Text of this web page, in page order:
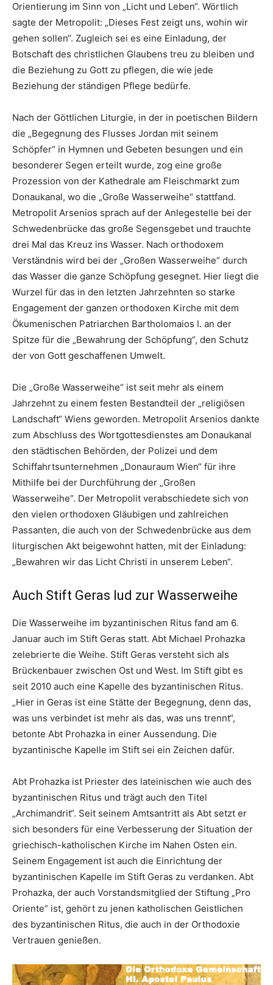
Orientierung im Sinn von „Licht und Leben“. Wörtlich
sagte der Metropolit: „Dieses Fest zeigt uns, wohin wir
gehen sollen“. Zugleich sei es eine Einladung, der
Botschaft des christlichen Glaubens treu zu bleiben und
die Beziehung zu Gott zu pflegen, die wie jede
Beziehung der ständigen Pflege bedürfe.
Nach der Göttlichen Liturgie, in der in poetischen Bildern
die „Begegnung des Flusses Jordan mit seinem
Schöpfer“ in Hymnen und Gebeten besungen und ein
besonderer Segen erteilt wurde, zog eine große
Prozession von der Kathedrale am Fleischmarkt zum
Donaukanal, wo die „Große Wasserweihe“ stattfand.
Metropolit Arsenios sprach auf der Anlegestelle bei der
Schwedenbrücke das große Segensgebet und trauchte
drei Mal das Kreuz ins Wasser. Nach orthodoxem
Verständnis wird bei der „Großen Wasserweihe“ durch
das Wasser die ganze Schöpfung gesegnet. Hier liegt die
Wurzel für das in den letzten Jahrzehnten so starke
Engagement der ganzen orthodoxen Kirche mit dem
Ökumenischen Patriarchen Bartholomaios I. an der
Spitze für die „Bewahrung der Schöpfung“, den Schutz
der von Gott geschaffenen Umwelt.
Die „Große Wasserweihe“ ist seit mehr als einem
Jahrzehnt zu einem festen Bestandteil der „religiösen
Landschaft“ Wiens geworden. Metropolit Arsenios dankte
zum Abschluss des Wortgottesdienstes am Donaukanal
den städtischen Behörden, der Polizei und dem
Schiffahrtsunternehmen „Donauraum Wien“ für ihre
Mithilfe bei der Durchführung der „Großen
Wasserweihe“. Der Metropolit verabschiedete sich von
den vielen orthodoxen Gläubigen und zahlreichen
Passanten, die auch von der Schwedenbrücke aus dem
liturgischen Akt beigewohnt hatten, mit der Einladung:
„Bewahren wir das Licht Christi in unserem Leben“.
Auch Stift Geras lud zur Wasserweihe
Die Wasserweihe im byzantinischen Ritus fand am 6.
Januar auch im Stift Geras statt. Abt Michael Prohazka
zelebrierte die Weihe. Stift Geras versteht sich als
Brückenbauer zwischen Ost und West. Im Stift gibt es
seit 2010 auch eine Kapelle des byzantinischen Ritus.
„Hier in Geras ist eine Stätte der Begegnung, denn das,
was uns verbindet ist mehr als das, was uns trennt“,
betonte Abt Prohazka in einer Aussendung. Die
byzantinische Kapelle im Stift sei ein Zeichen dafür.
Abt Prohazka ist Priester des lateinischen wie auch des
byzantinischen Ritus und trägt auch den Titel
„Archimandrit“. Seit seinem Amtsantritt als Abt setzt er
sich besonders für eine Verbesserung der Situation der
griechisch-katholischen Kirche im Nahen Osten ein.
Seinem Engagement ist auch die Einrichtung der
byzantinischen Kapelle im Stift Geras zu verdanken. Abt
Prohazka, der auch Vorstandsmitglied der Stiftung „Pro
Oriente“ ist, gehört zu jenen katholischen Geistlichen
des byzantinischen Ritus, die auch in der Orthodoxie
Vertrauen genießen.